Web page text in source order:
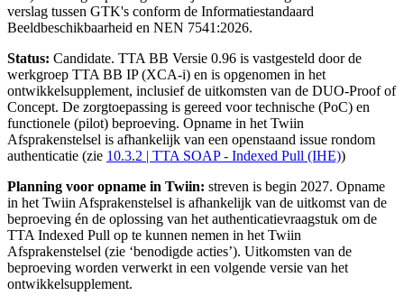
verslag tussen GTK's conform de Informatiestandaard
Beeldbeschikbaarheid en NEN 7541:2026.
Status: Candidate. TTA BB Versie 0.96 is vastgesteld door de
werkgroep TTA BB IP (XCA-i) en is opgenomen in het
ontwikkelsupplement, inclusief de uitkomsten van de DUO-Proof of
Concept. De zorgtoepassing is gereed voor technische (PoC) en
functionele (pilot) beproeving. Opname in het Twiin
Afsprakenstelsel is afhankelijk van een openstaand issue rondom
authenticatie (zie 10.3.2 | TTA SOAP - Indexed Pull (IHE))
Planning voor opname in Twiin: streven is begin 2027. Opname
in het Twiin Afsprakenstelsel is afhankelijk van de uitkomst van de
beproeving én de oplossing van het authenticatievraagstuk om de
TTA Indexed Pull op te kunnen nemen in het Twiin
Afsprakenstelsel (zie ‘benodigde acties’). Uitkomsten van de
beproeving worden verwerkt in een volgende versie van het
ontwikkelsupplement.